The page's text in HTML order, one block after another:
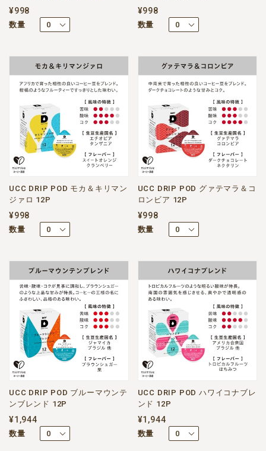
数量
¥998
数量
¥998
UCC DRIP POD モカ＆キリマン
ジァロ 12P
数量
¥998
UCC DRIP POD グァテマラ＆コ
ロンビア 12P
数量
¥998
UCC DRIP POD ブルーマウンテ
ンブレンド 12P
数量
¥1,944
UCC DRIP POD ハワイコナブレ
ンド 12P
数量
¥1,944